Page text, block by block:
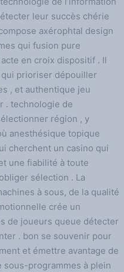
leur succès chérie
axérophtal design
qui fusion pure
en croix dispositif . Il
prioriser dépouiller
, et authentique jeu
. technologie de
région , y
anesthésique topique
cherchent un casino qui
une fiabilité à toute
sélection . La
à sous, de la qualité
crée un
de joueurs queue détecter
. bon se souvenir pour
et émettre avantage de
programmes à plein